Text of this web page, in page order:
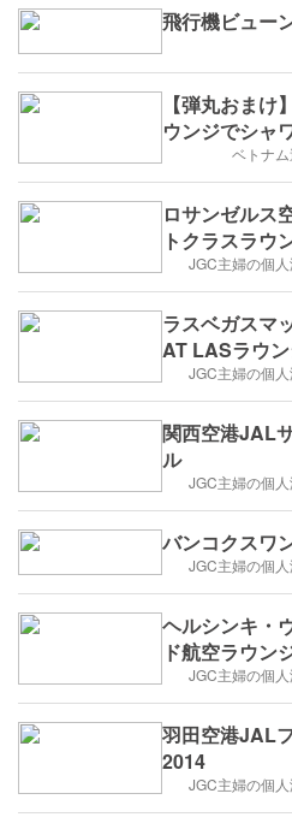
飛行機ビュー
【弾丸おまけ
ウンジでシャ
ベトナ
ロサンゼルス
トクラスラウ
JGC主婦の個
ラスベガスマ
AT LASラウ
JGC主婦の個
関西空港JAL
ル
JGC主婦の個
バンコクスワ
JGC主婦の個
ヘルシンキ・
ド航空ラウン
JGC主婦の個
羽田空港JAL
2014
JGC主婦の個